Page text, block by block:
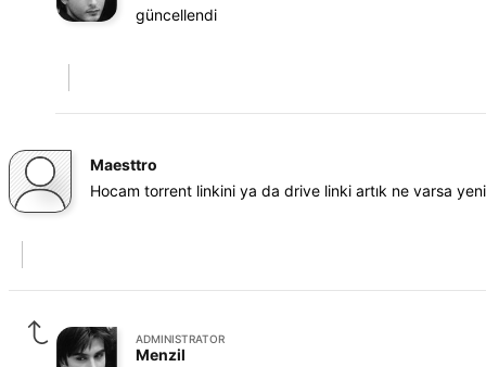
güncellendi
Maesttro
Hocam torrent linkini ya da drive linki artık ne varsa
ADMINISTRATOR
Menzil